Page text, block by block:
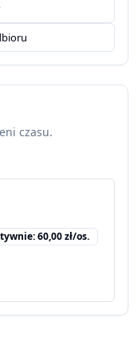
czasu.
60,00 zł/os.